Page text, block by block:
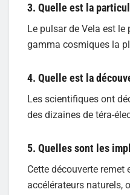
3. Quelle est la
Le pulsar de Vela est
gamma cosmiques la
4. Quelle est la
Les scientifiques ont
des dizaines de téra-
5. Quelles sont les
Cette découverte
accélérateurs naturels,